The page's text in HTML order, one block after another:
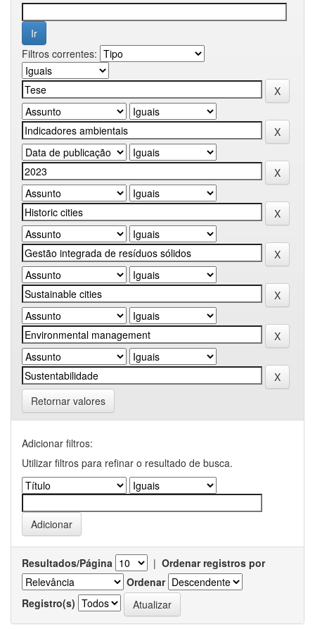
Filtros correntes:
Retornar valores
Adicionar filtros:
Utilizar filtros para refinar o resultado de busca.
Resultados/Página | Ordenar registros por
Ordenar
Registro(s)